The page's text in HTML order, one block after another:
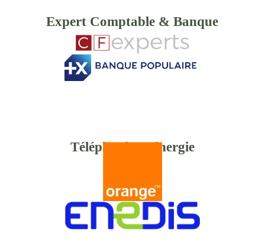
Expert Comptable & Banque
Téléphonie & énergie